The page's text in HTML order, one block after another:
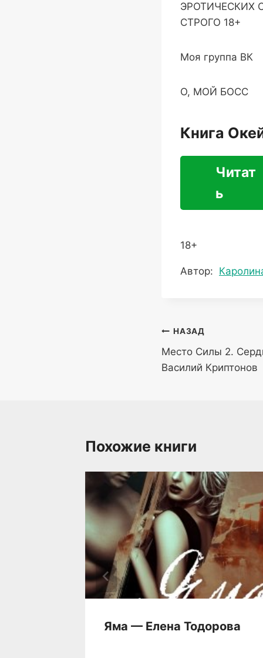
ЭРОТИЧЕСКИХ
СТРОГО 18+
Моя группа ВК
О, МОЙ БОСС
Книга
Читат
ь
18+
Метки
Автор:
Навигация
по
записям
НАЗАД
Место Силы 2.
Василий Криптонов
Похожие книги
Яма — Елена Тодорова